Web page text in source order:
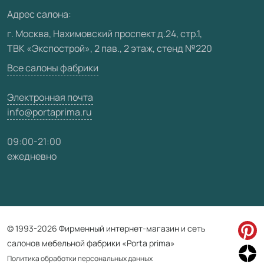
Видео
Карта сайта
Адрес салона:
г. Москва, Нахимовский проспект д.24, стр.1,
ТВК «Экспострой», 2 пав., 2 этаж, стенд №220
Все салоны фабрики
Электронная почта
info@portaprima.ru
09:00-21:00
ежедневно
© 1993-2026 Фирменный интернет-магазин и сеть
салонов мебельной фабрики «Porta prima»
Политика обработки персональных данных